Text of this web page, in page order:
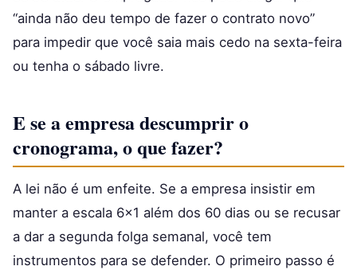
“ainda não deu tempo de fazer o contrato novo”
para impedir que você saia mais cedo na sexta-feira
ou tenha o sábado livre.
E se a empresa descumprir o
cronograma, o que fazer?
A lei não é um enfeite. Se a empresa insistir em
manter a escala 6×1 além dos 60 dias ou se recusar
a dar a segunda folga semanal, você tem
instrumentos para se defender. O primeiro passo é